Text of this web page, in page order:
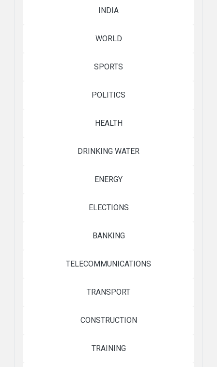
INDIA
WORLD
SPORTS
POLITICS
HEALTH
DRINKING WATER
ENERGY
ELECTIONS
BANKING
TELECOMMUNICATIONS
TRANSPORT
CONSTRUCTION
TRAINING